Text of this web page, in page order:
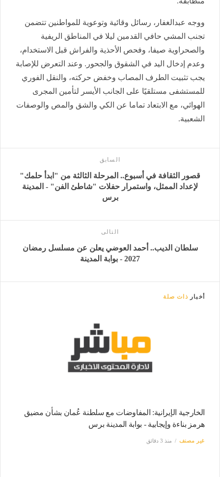
ووجه عبدالغفار، رسائل وقائية وتوعوية للمواطنين تتضمن
تجنب المشي حافي القدمين ليلا في المناطق الريفية
والصحراوية صيفا، وفحص الأحذية والفراش قبل الاستخدام،
وعدم إدخال اليد في الشقوق والجحور. وعند التعرض للإصابة
يجب تثبيت الطرف المصاب وخفض حركته، والنقل الفوري
للمستشفى مستلقيًا على الجانب الأيسر لتأمين المجرى
الهوائي، مع الابتعاد تماما عن الكي والشق والمص والوصفات
الشعبية.
السابق
قصور الثقافة في أسبوع.. المرحلة الثالثة من "ابدأ حلمك"
لإعداد الممثل، واستمرار حفلات "شاطئ الفن" - المدينة
برس
التالى
سلطان الديب.. أحمد العوضي يعلن عن مسلسل رمضان
2027 - بوابة المدينة
أخبار ذات صلة
الخارجية الإيرانية: المفاوضات مع سلطنة عُمان بشأن مضيق
هرمز بناءة وإيجابية - بوابة المدينة برس
غير مصنف منذ 3 دقائق